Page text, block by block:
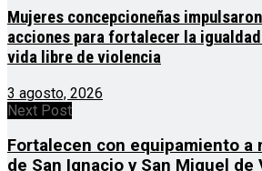
Mujeres concepcioneñas
acciones para fortalecer la
vida libre de violencia
3 agosto, 2026
Next Post
Fortalecen con equipamiento a
de San Ignacio y San Miguel de